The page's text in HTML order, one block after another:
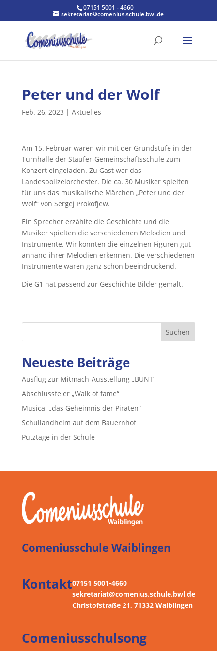
07151 5001 - 4660
sekretariat@comenius.schule.bwl.de
Peter und der Wolf
Feb. 26, 2023 | Aktuelles
Am 15. Februar waren wir mit der Grundstufe in der
Turnhalle der Staufer-Gemeinschaftsschule zum
Konzert eingeladen. Zu Gast war das
Landespolizeiorchester. Die ca. 30 Musiker spielten
für uns das musikalische Märchen „Peter und der
Wolf“ von Sergej Prokofjew.
Ein Sprecher erzählte die Geschichte und die
Musiker spielten die verschiedenen Melodien und
Instrumente. Wir konnten die einzelnen Figuren gut
anhand ihrer Melodien erkennen. Die verschiedenen
Instrumente waren ganz schön beeindruckend.
Die G1 hat passend zur Geschichte Bilder gemalt.
Suchen
Neueste Beiträge
Ausflug zur Mitmach-Ausstellung „BUNT“
Abschlussfeier „Walk of fame“
Musical „das Geheimnis der Piraten“
Schullandheim auf dem Bauernhof
Putztage in der Schule
Comeniusschule Waiblingen
Kontakt07151 5001-4660
sekretariat@comenius.schule.bwl.de
Christofstraße 21, 71332 Waiblingen
Comeniusschulsong